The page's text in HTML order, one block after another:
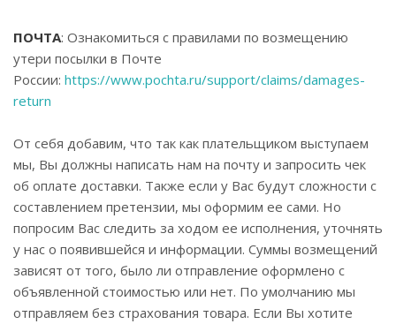
ПОЧТА: Ознакомиться с правилами по возмещению
утери посылки в Почте
России: https://www.pochta.ru/support/claims/damages-
return
От себя добавим, что так как плательщиком выступаем
мы, Вы должны написать нам на почту и запросить чек
об оплате доставки. Также если у Вас будут сложности с
составлением претензии, мы оформим ее сами. Но
попросим Вас следить за ходом ее исполнения, уточнять
у нас о появившейся и информации. Суммы возмещений
зависят от того, было ли отправление оформлено с
объявленной стоимостью или нет. По умолчанию мы
отправляем без страхования товара. Если Вы хотите